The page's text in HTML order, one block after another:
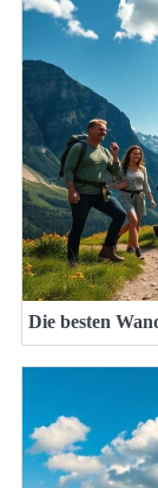
Die besten